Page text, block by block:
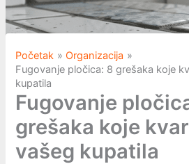
Početak
Organizacija
Fugovanje pločica: 8 grešaka koje
kupatila
Fugovanje
grešaka koje
vašeg kupatila